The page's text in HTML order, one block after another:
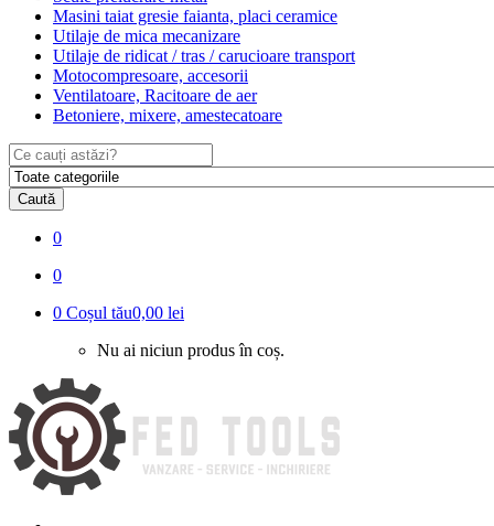
Masini taiat gresie faianta, placi ceramice
Utilaje de mica mecanizare
Utilaje de ridicat / tras / carucioare transport
Motocompresoare, accesorii
Ventilatoare, Racitoare de aer
Betoniere, mixere, amestecatoare
Search
for:
Caută
0
0
0 Coșul tău0,00 lei
Nu ai niciun produs în coș.